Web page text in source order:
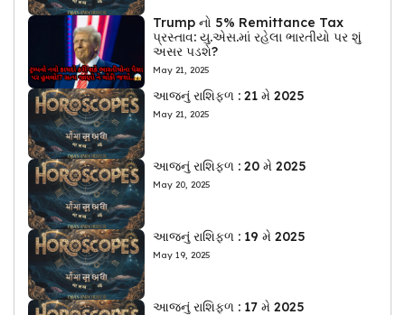
Trump નો 5% Remittance Tax
પ્રસ્તાવ: યુ.એસ.માં રહેલા ભારતીયો પર શું
અસર પડશે?
May 21, 2025
આજનું રાશિફળ : 21 મે 2025
May 21, 2025
આજનું રાશિફળ : 20 મે 2025
May 20, 2025
આજનું રાશિફળ : 19 મે 2025
May 19, 2025
આજનું રાશિફળ : 17 મે 2025